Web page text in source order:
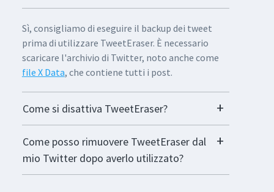
Sì, consigliamo di eseguire il backup dei tweet
prima di utilizzare TweetEraser. È necessario
scaricare l'archivio di Twitter, noto anche come
file X Data, che contiene tutti i post.
Come si disattiva TweetEraser?
Come posso rimuovere TweetEraser dal
mio Twitter dopo averlo utilizzato?